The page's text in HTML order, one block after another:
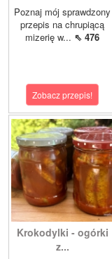
Poznaj mój sprawdzony
przepis na chrupiącą
mizerię w... ⇖ 476
Zobacz przepis!
Krokodylki - ogórki
z...